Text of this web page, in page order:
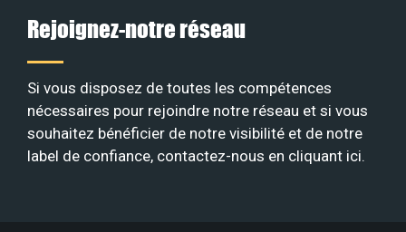
Rejoignez-notre réseau
Si vous disposez de toutes les compétences
nécessaires pour rejoindre notre réseau et si vous
souhaitez bénéficier de notre visibilité et de notre
label de confiance, contactez-nous en cliquant ici.